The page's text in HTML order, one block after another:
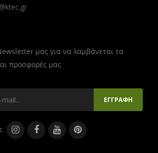
μας για να λαμβάνεται τα
προσφορές μας